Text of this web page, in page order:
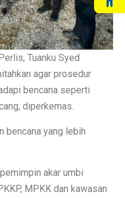
Tuanku Syed
agar prosedur
bencana seperti
diperkemas.
bencana yang lebih
akar umbi
MPKK dan kawasan